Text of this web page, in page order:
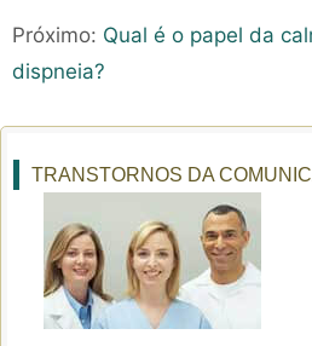
Próximo: Qual é o papel da
dispneia?
TRANSTORNOS DA